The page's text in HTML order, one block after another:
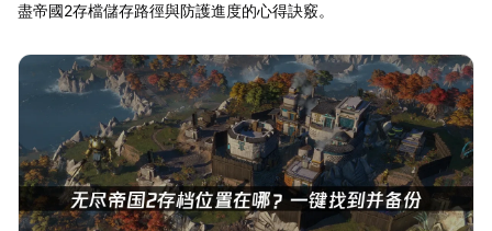
盡帝國2存檔儲存路徑與防護進度的心得訣竅。